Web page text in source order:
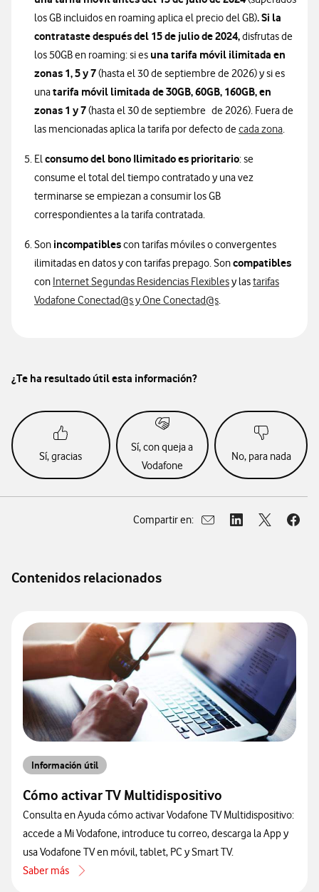
los GB incluidos en roaming aplica el precio del GB). Si la
contrataste después del 15 de julio de 2024,disfrutas de
los 50GB en roaming: si es una tarifa móvil ilimitada en
zonas 1, 5 y 7(hasta el 30 de septiembre de 2026) y si es
unatarifa móvil limitada de 30GB, 60GB, 160GB, en
zonas 1 y 7(hasta el 30 de septiembre de 2026). Fuera de
las mencionadas aplica la tarifa por defecto decada zona.
Elconsumo del bono Ilimitado es prioritario: se
consume el total del tiempo contratado y una vez
terminarse se empiezan a consumir los GB
correspondientes a la tarifa contratada.
Son incompatiblescon tarifas móviles o convergentes
ilimitadas en datos y con tarifas prepago. Soncompatibles
con Internet Segundas Residencias Flexiblesy lastarifas
Vodafone Conectad@s y One Conectad@s.
¿Te ha resultado útil esta información?
Sí, gracias
Sí, con queja a
Vodafone
No, para nada
Compartir en:
Abrir ventana para
Abrir ventana
Abrir Abrir
Contenidos relacionados
Información útil
Cómo activar TV Multidispositivo
Consulta en Ayuda cómo activar Vodafone TV Multidispositivo:
accede a Mi Vodafone, introduce tu correo, descarga la App y
usa Vodafone TV en móvil, tablet, PC y Smart TV.
Saber más
acerca de Cómo activar TV Multidispositivo